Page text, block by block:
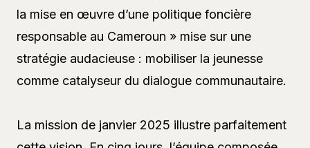
la mise en œuvre d’une politique foncière
responsable au Cameroun » mise sur une
stratégie audacieuse : mobiliser la jeunesse
comme catalyseur du dialogue communautaire.
La mission de janvier 2025 illustre parfaitement